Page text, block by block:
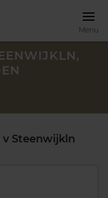
Menu
Steenwijkln